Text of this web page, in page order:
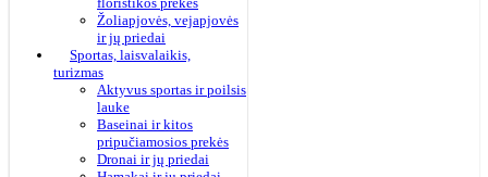
Žoliapjovės, vejapjovės
ir jų priedai
Sportas, laisvalaikis,
turizmas
Aktyvus sportas ir poilsis
lauke
Baseinai ir kitos
pripučiamosios prekės
Dronai ir jų priedai